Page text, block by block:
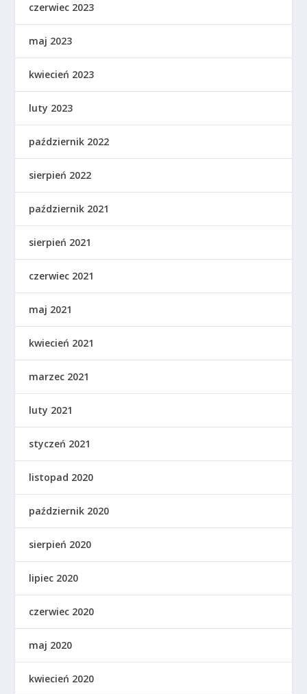
czerwiec 2023
maj 2023
kwiecień 2023
luty 2023
październik 2022
sierpień 2022
październik 2021
sierpień 2021
czerwiec 2021
maj 2021
kwiecień 2021
marzec 2021
luty 2021
styczeń 2021
listopad 2020
październik 2020
sierpień 2020
lipiec 2020
czerwiec 2020
maj 2020
kwiecień 2020